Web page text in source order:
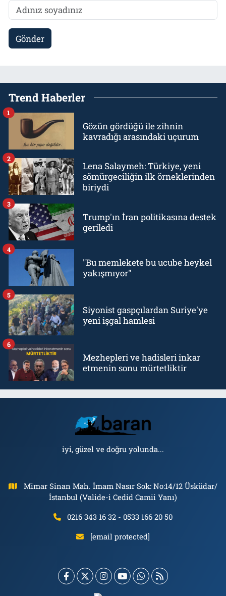
Gönder
Trend Haberler
Gözün gördüğü ile zihnin
kavradığı arasındaki uçurum
1
Lena Salaymeh: Türkiye, yeni
sömürgeciliğin ilk örneklerinden
biriydi
2
Trump'ın İran politikasına destek
geriledi
3
"Bu memlekete bu ucube heykel
yakışmıyor"
4
Siyonist gaspçılardan Suriye'ye
yeni işgal hamlesi
5
Mezhepleri ve hadisleri inkar
etmenin sonu mürtetliktir
6
iyi, güzel ve doğru yolunda...
Mimar Sinan Mah. İmam Nasır Sok: No:14/12 Üsküdar/
İstanbul (Valide-i Cedid Camii Yanı)
0216 343 16 32 - 0533 166 20 50
[email protected]